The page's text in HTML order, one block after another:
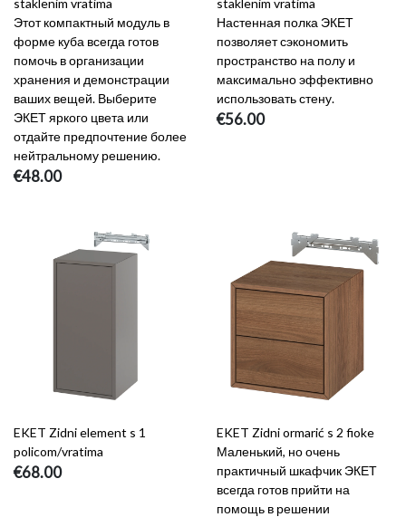
Этот компактный модуль в
форме куба всегда готов
помочь в организации
хранения и демонстрации
ваших вещей. Выберите
ЭКЕТ яркого цвета или
отдайте предпочтение более
нейтральному решению.
€48.00
Настенная полка ЭКЕТ
позволяет сэкономить
пространство на полу и
максимально эффективно
использовать стену.
€56.00
EKET Zidni element s 1
policom/vratima
€68.00
EKET Zidni ormarić s 2 fioke
Маленький, но очень
практичный шкафчик ЭКЕТ
всегда готов прийти на
помощь в решении